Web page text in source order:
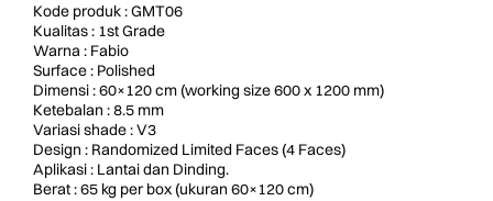
Kode produk : GMT06
Kualitas : 1st Grade
Warna : Fabio
Surface : Polished
Dimensi : 60×120 cm (working size 600 x 1200 mm)
Ketebalan : 8.5 mm
Variasi shade : V3
Design : Randomized Limited Faces (4 Faces)
Aplikasi : Lantai dan Dinding.
Berat : 65 kg per box (ukuran 60×120 cm)